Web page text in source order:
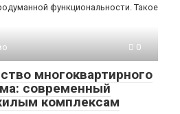
функциональности. Такое
0
многоквартирного
современный
комплексам